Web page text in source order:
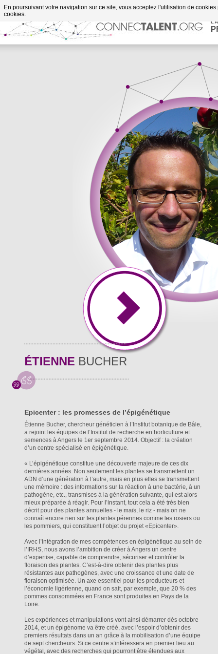
En poursuivant votre navigation sur ce site, vous acceptez l'utilisation de
cookies.
Aller au contenu
accompagnés
ÉTIENNE BUCHER
Epicenter : les promesses de l’épigénétique
Étienne Bucher, chercheur généticien à l’Institut botanique de Bâle,
a rejoint les équipes de l’Institut de recherche en horticulture et
semences à Angers le 1er septembre 2014. Objectif : la création
d’un centre spécialisé en épigénétique.
« L’épigénétique constitue une découverte majeure de ces dix
dernières années. Non seulement les plantes se transmettent un
ADN d’une génération à l’autre, mais en plus elles se transmettent
une mémoire : des informations sur la réaction à une bactérie, à un
pathogène, etc., transmises à la génération suivante, qui est alors
mieux préparée à réagir. Pour l’instant, tout cela a été très bien
décrit pour des plantes annuelles - le maïs, le riz - mais on ne
connaît encore rien sur les plantes pérennes comme les rosiers ou
les pommiers, qui constituent l’objet du projet «Epicenter».
Avec l’intégration de mes compétences en épigénétique au sein de
l’IRHS, nous avons l’ambition de créer à Angers un centre
d’expertise, capable de comprendre, sécuriser et contrôler la
floraison des plantes. C’est-à-dire obtenir des plantes plus
résistantes aux pathogènes, avec une croissance et une date de
floraison optimisée. Un axe essentiel pour les producteurs et
l’économie ligérienne, quand on sait, par exemple, que 20 % des
pommes consommées en France sont produites en Pays de la
Loire.
Les expériences et manipulations vont ainsi démarrer dès octobre
2014, et un épigénome va être créé, avec l’espoir d’obtenir des
premiers résultats dans un an grâce à la mobilisation d’une équipe
de sept chercheurs. Si ce centre s’intéressera en premier lieu au
végétal, avec des recherches qui pourront être étendues aux